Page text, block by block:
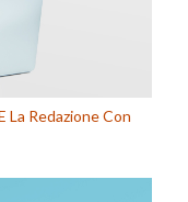
La Redazione Con